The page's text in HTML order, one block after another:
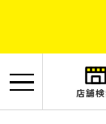
店舗